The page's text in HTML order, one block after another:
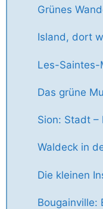
Grünes
Island, dort
Les-
Das grüne
Sion: Stadt –
Waldeck in
Die kleinen
Bougainville: